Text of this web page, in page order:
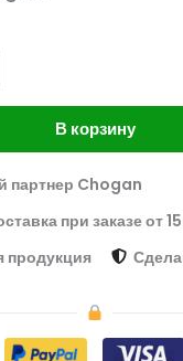
В корзину
Chogan
при заказе от
продукция